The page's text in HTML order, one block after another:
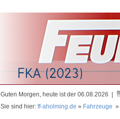
Guten Morgen, heute ist der 06.08.2026 |
Sie sind hier: ff-aholming.de » Fahrzeuge »